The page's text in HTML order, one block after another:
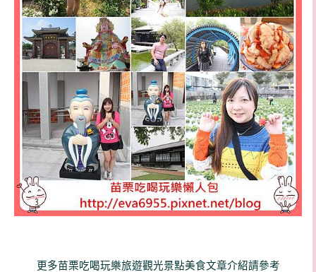
更多苗栗吃喝玩樂旅遊觀光景點美食文章介紹請參考